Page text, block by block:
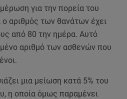
για την πορεία του
αριθμός των θανάτων έχει
από 80 την ημέρα. Αυτό
αριθμό των ασθενών που
μια μείωση κατά 5% του
η οποία όμως παραμένει